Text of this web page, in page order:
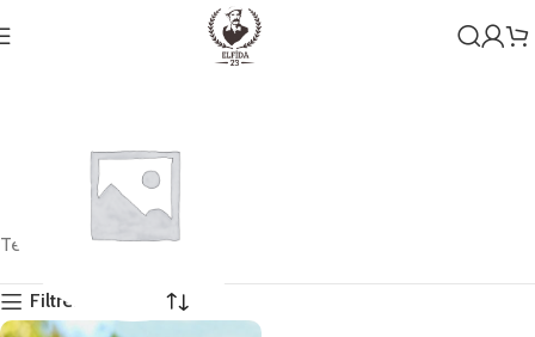
Tek bir sonuç gösteriliyor
Filtreleri Göster